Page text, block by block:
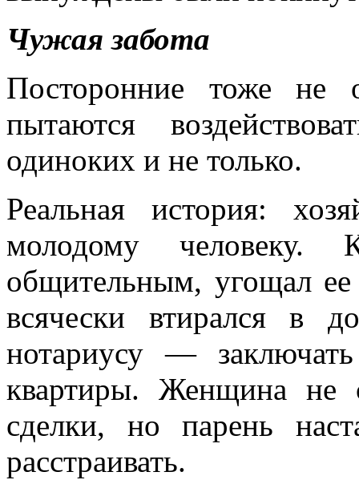
Чужая забота
Посторонние тоже не
пытаются
одиноких и не только.
Реальная история:
молодому
общительным, угощал
всячески втирался в
нотариусу —
квартиры. Женщина не
сделки, но парень
расстраивать.